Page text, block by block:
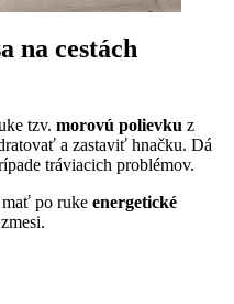
na cestách
tzv. morovú polievku z
a zastaviť hnačku. Dá
tráviacich problémov.
po ruke energetické